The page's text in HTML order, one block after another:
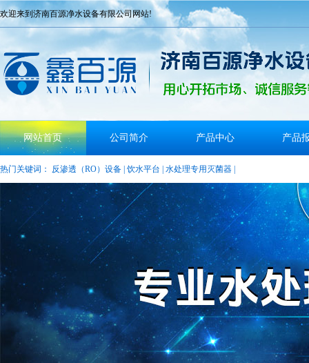
欢迎来到济南百源净水设备有限公司网站!
网站首页 公司简介 产品中心 产品
热门关键词： 反渗透（RO）设备 饮水平台 水处理专用灭菌器